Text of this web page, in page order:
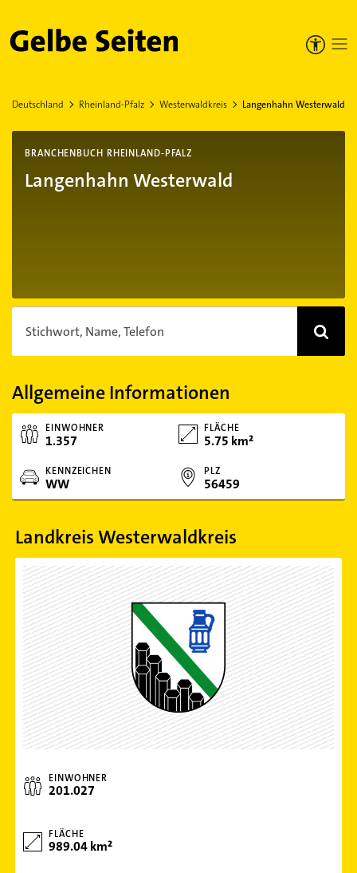
Gelbe Seiten
Deutschland Rheinland-Pfalz Westerwaldkreis Langenhahn Westerwald
BRANCHENBUCH RHEINLAND-PFALZ
Langenhahn Westerwald
Stichwort, Name, Telefon
Allgemeine Informationen
EINWOHNER
1.357
FLÄCHE
5.75 km²
KENNZEICHEN
WW
PLZ
56459
Landkreis Westerwaldkreis
EINWOHNER
201.027
FLÄCHE
989.04 km²